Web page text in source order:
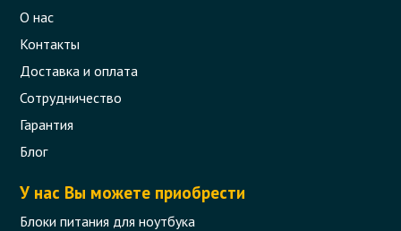
О нас
Контакты
Доставка и оплата
Сотрудничество
Гарантия
Блог
У нас Вы можете приобрести
Блоки питания для ноутбука